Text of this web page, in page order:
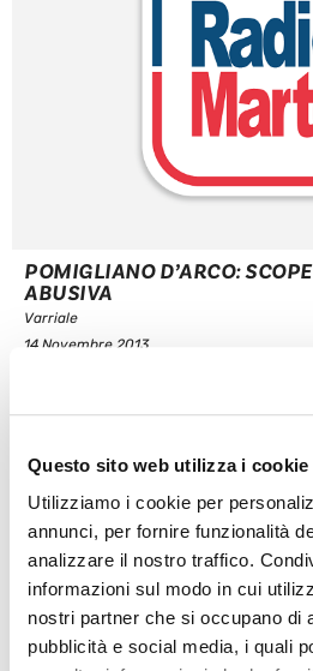
Questo sito web utilizza i cookie
Utilizziamo i cookie per
annunci, per fornire funzionalità
analizzare il nostro traffico.
informazioni sul modo in cui
nostri partner che si occupano di
pubblicità e social media, i quali
POMIGLIANO D’ARCO:
ABUSIVA
Varriale
14 Novembre 2013
I carabinieri della stazione di
in località Papaccio, una discarica
34enne già noto alle forze dell’ordine,
50enne e un operaio 49enne, tutti ...
Leggi articolo